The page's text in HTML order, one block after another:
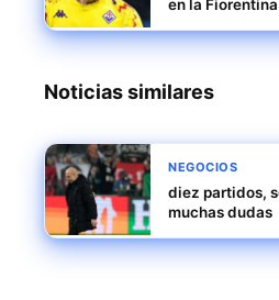
en la
Noticias similares
NEGOCIOS
diez partidos,
muchas dudas